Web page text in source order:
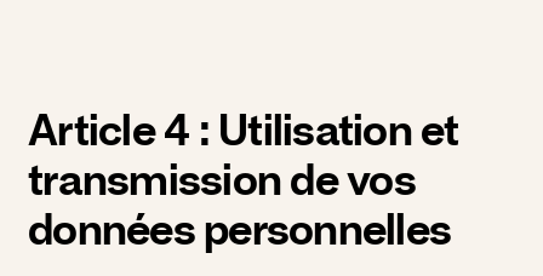
Article 4 : Utilisation et
transmission de vos
données personnelles